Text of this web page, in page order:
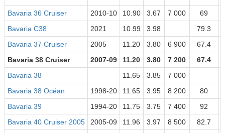
Bavaria 36 Cruiser
2010-10 10.90 3.67 7 000
69
Bavaria C38
2021 10.99 3.98
79.3
Bavaria 37 Cruiser
2005 11.20 3.80 6 900
67.4
Bavaria 38 Cruiser
2007-09 11.20 3.80 7 200
67.4
Bavaria 38
11.65 3.85
7 000
Bavaria 38 Océan
1998-20 11.65 3.95 8 200
80
Bavaria 39
1994-20 11.75 3.75 7 400
92
Bavaria 40 Cruiser 2005
2005-09 11.96 3.97 8 500
82.7